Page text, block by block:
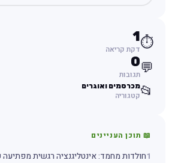
⏱️
1
דקת קריאה
💬
0
תגובות
📂מכרסמים ואוגרים
קטגוריה
📖 תוכן העניינים
חולדות מחמד: אינטליגנציה רגשית מפתיעה